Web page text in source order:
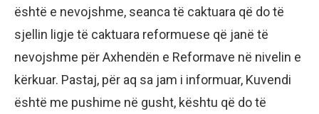
është e nevojshme, seanca të caktuara që do të
sjellin ligje të caktuara reformuese që janë të
nevojshme për Axhendën e Reformave në nivelin e
kërkuar. Pastaj, për aq sa jam i informuar, Kuvendi
është me pushime në gusht, kështu që do të